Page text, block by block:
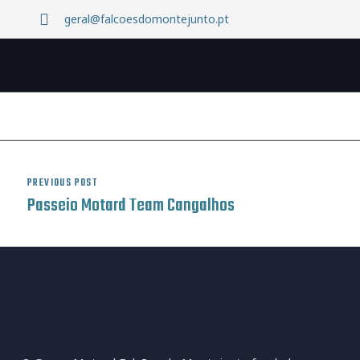
geral@falcoesdomontejunto.pt
PREVIOUS POST
Passeio Motard Team Cangalhos